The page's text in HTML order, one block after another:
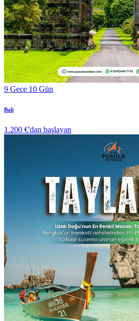
9 Gece 10 Gün
Bali
1.200 €'dan başlayan